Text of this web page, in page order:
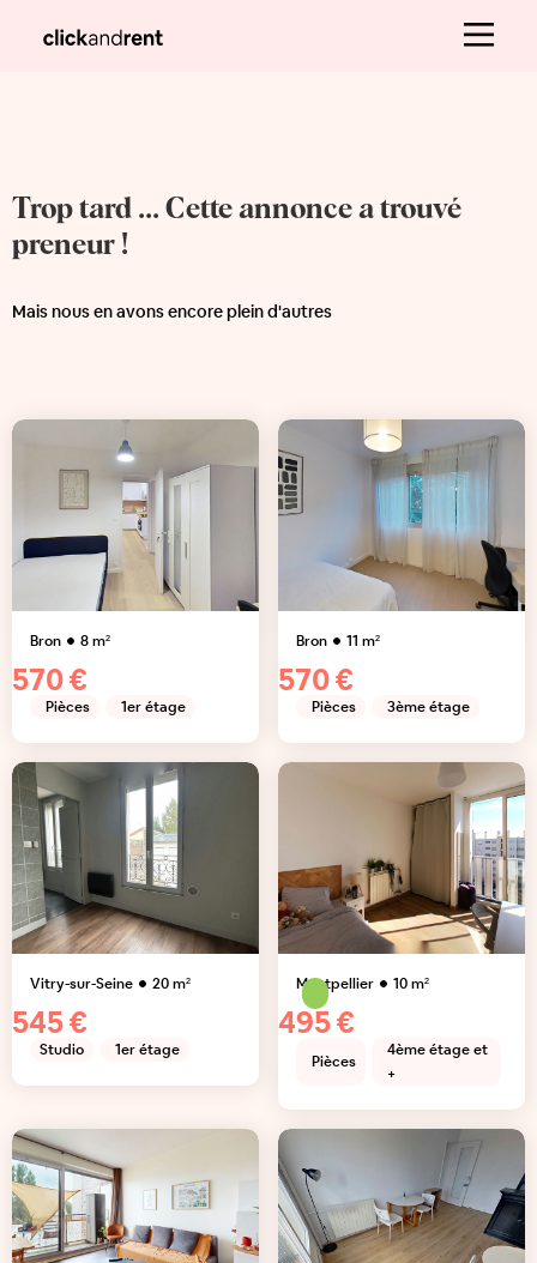
Trop tard ... Cette annonce a trouvé
preneur !
Mais nous en avons encore plein d'autres
Bron 8m²
570 €
Pièces 1er étage
Bron 11 m²
570 €
Pièces 3ème étage
Vitry-sur-Seine 20m²
545 €
Studio 1er étage
Montpellier 10m²
495 €
Pièces
4ème étage et
+